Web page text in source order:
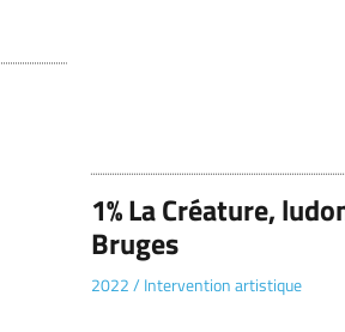
1% La Créature,
Bruges
2022/Intervention artistique